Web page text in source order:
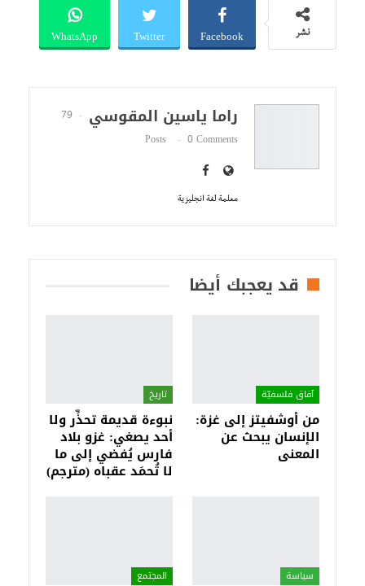
نشر Facebook
Twitter
WhatsApp
راما ياسين المقوسي
79
Posts
0 Comments
معلمة لغة انجليزية
قد يعجبك أيضا
آفاق فلسفيّة‎
من أوشفيتز إلى غزة:
الإنسان يبحث عن
المعنى
تاريخ
نبوءة قديمة تحذِّر ولا
أحد يصغي: غزو بلاد
فارس يُفضي إلى ما
لا تُحمَد عقباه (مترجم)
سياسة المجتمع